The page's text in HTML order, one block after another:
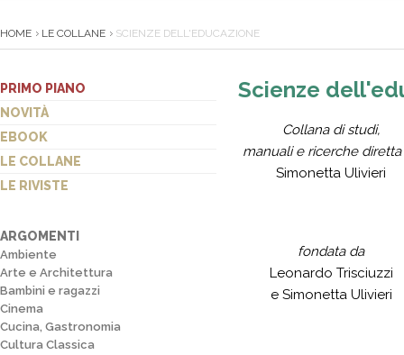
HOME LE COLLANE SCIENZE DELL'EDUCAZIONE
PRIMO PIANO
NOVITÀ
EBOOK
LE COLLANE
LE RIVISTE
ARGOMENTI
Ambiente
Arte e Architettura
Bambini e ragazzi
Cinema
Cucina, Gastronomia
Cultura Classica
Scienze
Collana di studi,
manuali e ricerche diretta
Simonetta Ulivieri
fondata da
Leonardo Trisciuzzi
e Simonetta Ulivieri